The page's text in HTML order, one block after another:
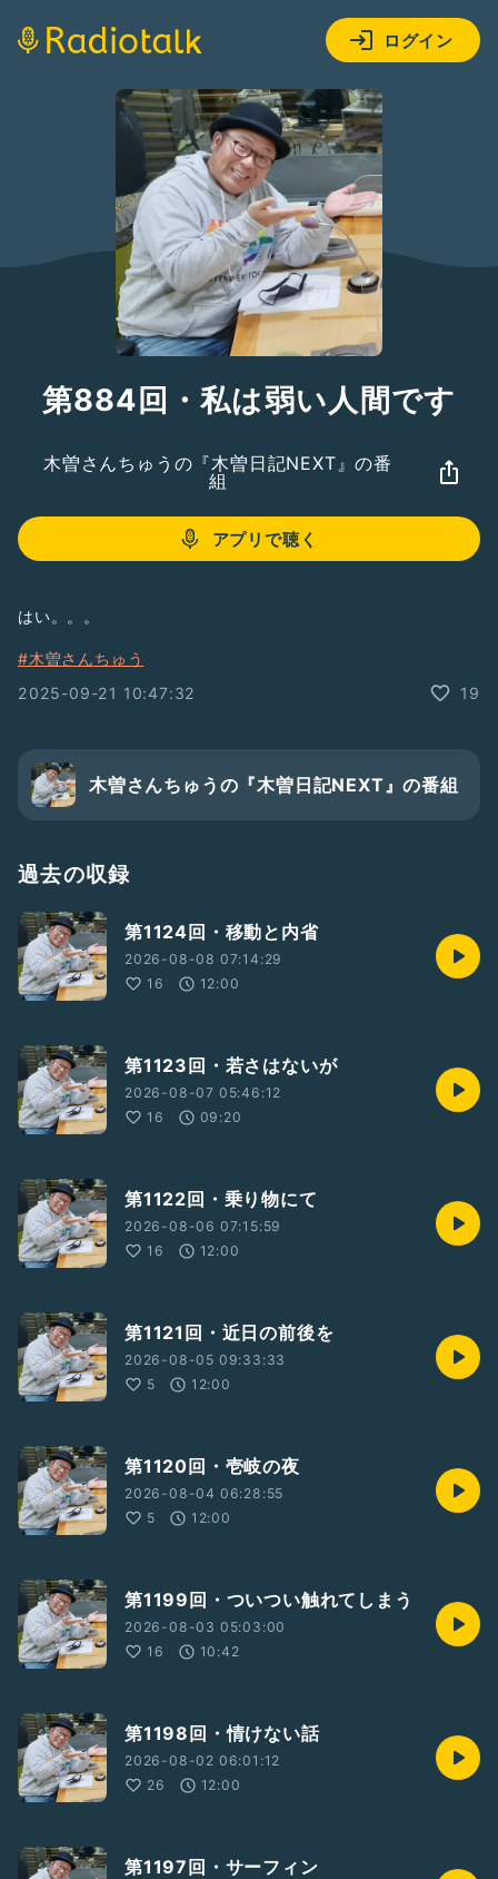
ログイン
第884回・私は弱い人間です
木曽さんちゅうの『木曽日記NEXT』の番
組
アプリで聴く
はい。。。
#木曽さんちゅう
2025-09-21 10:47:32
19
木曽さんちゅうの『木曽日記NEXT』の番組
過去の収録
第1124回・移動と内省
2026-08-08 07:14:29
16
12:00
第1123回・若さはないが
2026-08-07 05:46:12
16
09:20
第1122回・乗り物にて
2026-08-06 07:15:59
16
12:00
第1121回・近日の前後を
2026-08-05 09:33:33
5
12:00
第1120回・壱岐の夜
2026-08-04 06:28:55
5
12:00
第1199回・ついつい触れてしまう
2026-08-03 05:03:00
16
10:42
第1198回・情けない話
2026-08-02 06:01:12
26
12:00
第1197回・サーフィン